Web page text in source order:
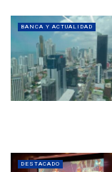
BANCA Y ACTUALIDAD
DESTACADO